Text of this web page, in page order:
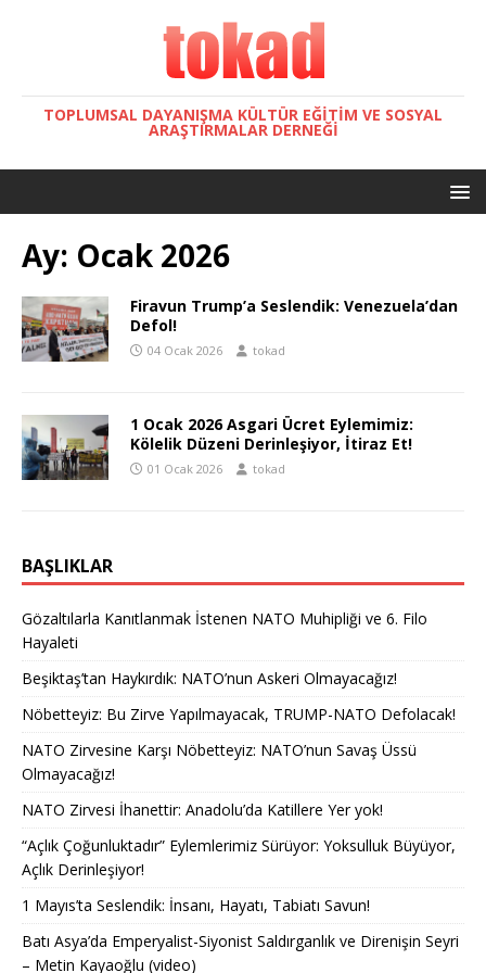
TOPLUMSAL DAYANIŞMA KÜLTÜR EĞITIM VE SOSYAL
ARAŞTIRMALAR DERNEĞI
Ay: Ocak 2026
Firavun Trump’a Seslendik: Venezuela’dan
Defol!
04 Ocak 2026 tokad
1 Ocak 2026 Asgari Ücret Eylemimiz:
Kölelik Düzeni Derinleşiyor, İtiraz Et!
01 Ocak 2026 tokad
BAŞLIKLAR
Gözaltılarla Kanıtlanmak İstenen NATO Muhipliği ve 6. Filo
Hayaleti
Beşiktaş’tan Haykırdık: NATO’nun Askeri Olmayacağız!
Nöbetteyiz: Bu Zirve Yapılmayacak, TRUMP-NATO Defolacak!
NATO Zirvesine Karşı Nöbetteyiz: NATO’nun Savaş Üssü
Olmayacağız!
NATO Zirvesi İhanettir: Anadolu’da Katillere Yer yok!
“Açlık Çoğunluktadır” Eylemlerimiz Sürüyor: Yoksulluk Büyüyor,
Açlık Derinleşiyor!
1 Mayıs’ta Seslendik: İnsanı, Hayatı, Tabiatı Savun!
Batı Asya’da Emperyalist-Siyonist Saldırganlık ve Direnişin Seyri
– Metin Kayaoğlu (video)